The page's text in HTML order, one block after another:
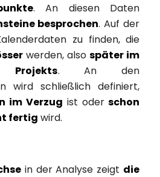
. An diesen Daten
besprochen. Auf der
zu finden, die
werden, alsospäter im
. An den
wird schließlich definiert,
im Verzug ist oderschon
fertig wird.
in der Analyse zeigt die